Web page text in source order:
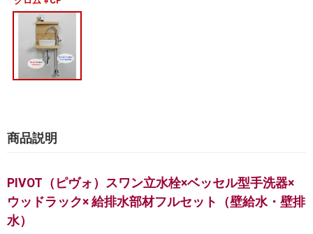
商品説明
PIVOT（ピヴォ）スワン立水栓×ベッセル型手洗器×
ウッドラック× 給排水部材フルセット（壁給水・壁排
水）